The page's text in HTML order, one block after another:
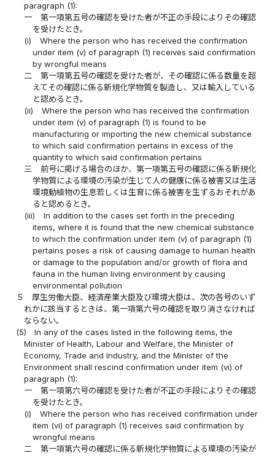
paragraph (1):
一
第一項第五号の確認を受けた者が不正の手段によりその確認
を受けたとき。
(i)
Where the person who has received the confirmation
under item (v) of paragraph (1) receives said confirmation
by wrongful means
二
第一項第五号の確認を受けた者が、その確認に係る数量を超
えてその確認に係る新規化学物質を製造し、又は輸入している
と認めるとき。
(ii)
Where the person who has received the confirmation
under item (v) of paragraph (1) is found to be
manufacturing or importing the new chemical substance
to which said confirmation pertains in excess of the
quantity to which said confirmation pertains
三
前号に掲げる場合のほか、第一項第五号の確認に係る新規化
学物質による環境の汚染が生じて人の健康に係る被害又は生活
環境動植物の生息若しくは生育に係る被害を生ずるおそれがあ
ると認めるとき。
(iii)
In addition to the cases set forth in the preceding
items, where it is found that the new chemical substance
to which the confirmation under item (v) of paragraph (1)
pertains poses a risk of causing damage to human health
or damage to the population and/or growth of flora and
fauna in the human living environment by causing
environmental pollution
５
厚生労働大臣、経済産業大臣及び環境大臣は、次の各号のいず
れかに該当するときは、第一項第六号の確認を取り消さなければ
ならない。
(5)
In any of the cases listed in the following items, the
Minister of Health, Labour and Welfare, the Minister of
Economy, Trade and Industry, and the Minister of the
Environment shall rescind confirmation under item (vi) of
paragraph (1):
一
第一項第六号の確認を受けた者が不正の手段によりその確認
を受けたとき。
(i)
Where the person who has received confirmation under
item (vi) of paragraph (1) receives said confirmation by
wrongful means
二
第一項第六号の確認に係る新規化学物質による環境の汚染が